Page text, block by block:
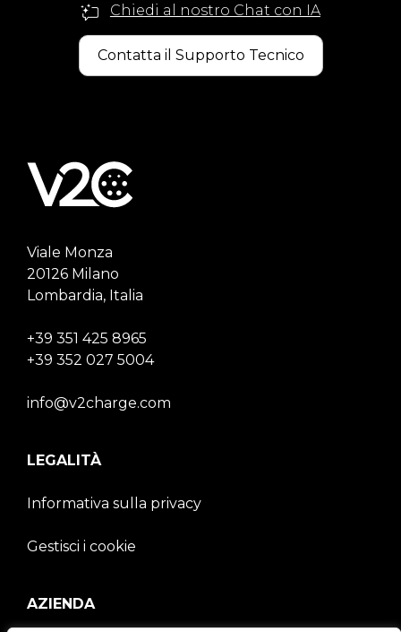
Chiedi al nostro Chat con IA
Contatta il Supporto Tecnico
Viale Monza
20126 Milano
Lombardia, Italia
+39 351 425 8965
+39 352 027 5004
info@v2charge.com
LEGALITÀ
Informativa sulla privacy
Gestisci i cookie
AZIENDA